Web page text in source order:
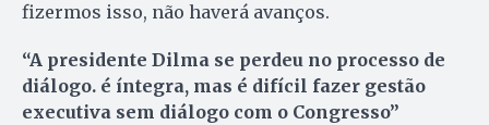
fizermos isso, não haverá avanços.
“A presidente Dilma se perdeu no processo de
diálogo. é íntegra, mas é difícil fazer gestão
executiva sem diálogo com o Congresso”